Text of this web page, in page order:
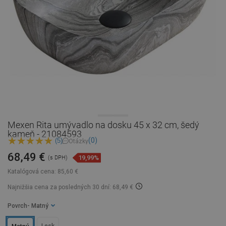
Mexen Rita umývadlo na dosku 45 x 32 cm, šedý
kameň - 21084593
(5) Otázky(0)
Katalógová cena: 85,60 €
68,49 € (s DPH) 19,99%
Najnižšia cena za posledných 30 dní: 68,49 €
Povrch - Matný